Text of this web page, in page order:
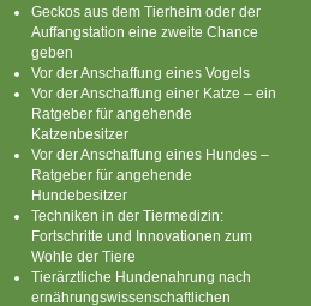
Geckos aus dem Tierheim oder der
Auffangstation eine zweite Chance
geben
Vor der Anschaffung eines Vogels
Vor der Anschaffung einer Katze – ein
Ratgeber für angehende
Katzenbesitzer
Vor der Anschaffung eines Hundes –
Ratgeber für angehende
Hundebesitzer
Techniken in der Tiermedizin:
Fortschritte und Innovationen zum
Wohle der Tiere
Tierärztliche Hundenahrung nach
ernährungswissenschaftlichen